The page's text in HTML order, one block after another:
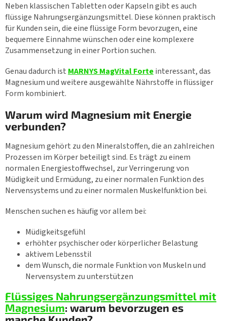
Neben klassischen Tabletten oder Kapseln gibt es auch
flüssige Nahrungsergänzungsmittel. Diese können praktisch
für Kunden sein, die eine flüssige Form bevorzugen, eine
bequemere Einnahme wünschen oder eine komplexere
Zusammensetzung in einer Portion suchen.
Genau dadurch ist MARNYS MagVital Forteinteressant, das
Magnesium und weitere ausgewählte Nährstoffe in flüssiger
Form kombiniert.
Warum wird Magnesium mit Energie
verbunden?
Magnesium gehört zu den Mineralstoffen, die an zahlreichen
Prozessen im Körper beteiligt sind. Es trägt zu einem
normalen Energiestoffwechsel, zur Verringerung von
Müdigkeit und Ermüdung, zu einer normalen Funktion des
Nervensystems und zu einer normalen Muskelfunktion bei.
Menschen suchen es häufig vor allem bei:
Müdigkeitsgefühl
erhöhter psychischer oder körperlicher Belastung
aktivem Lebensstil
dem Wunsch, die normale Funktion von Muskeln und
Nervensystem zu unterstützen
Flüssiges Nahrungsergänzungsmittel mit
Magnesium: warum bevorzugen es